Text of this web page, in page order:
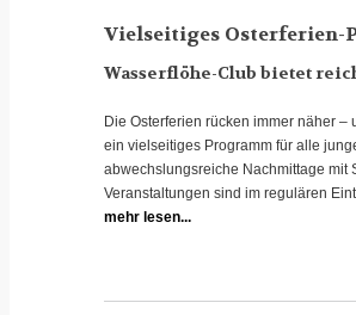
Vielseitiges Osterferien-
Wasserflöhe-Club bietet
Die Osterferien rücken immer näher
ein vielseitiges Programm für alle
abwechslungsreiche Nachmittage mit
Veranstaltungen sind im regulären
mehr lesen...